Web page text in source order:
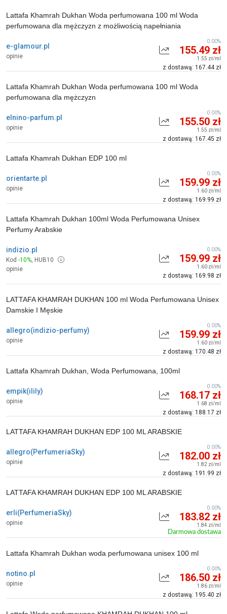
e-glamour.pl
opinie
Lattafa Khamrah Dukhan Woda perfumowana 100 ml Woda
perfumowana dla mężczyzn z możliwością napełniania
155.49 zł
1.55 zł/ml
z dostawą: 167.44 zł
0.00%
elnino-parfum.pl
opinie
Lattafa Khamrah Dukhan Woda perfumowana 100 ml Woda
perfumowana dla mężczyzn
155.50 zł
1.55 zł/ml
z dostawą: 167.45 zł
0.00%
orientarte.pl
opinie
Lattafa Khamrah Dukhan EDP 100 ml
159.99 zł
1.60 zł/ml
z dostawą: 169.99 zł
0.00%
indizio.pl
Kod -10%, HUB10
opinie
Lattafa Khamrah Dukhan 100ml Woda Perfumowana Unisex
Perfumy Arabskie
159.99 zł
1.60 zł/ml
z dostawą: 169.98 zł
0.00%
allegro(indizio-perfumy)
opinie
LATTAFA KHAMRAH DUKHAN 100 ml Woda Perfumowana Unisex
Damskie I Męskie
159.99 zł
1.60 zł/ml
z dostawą: 170.48 zł
0.00%
empik(ilily)
opinie
Lattafa Khamrah Dukhan, Woda Perfumowana, 100ml
168.17 zł
1.68 zł/ml
z dostawą: 188.17 zł
0.00%
allegro(PerfumeriaSky)
opinie
LATTAFA KHAMRAH DUKHAN EDP 100 ML ARABSKIE
182.00 zł
1.82 zł/ml
z dostawą: 191.99 zł
0.00%
erli(PerfumeriaSky)
opinie
LATTAFA KHAMRAH DUKHAN EDP 100 ML ARABSKIE
183.82 zł
1.84 zł/ml
Darmowa dostawa
0.00%
notino.pl
opinie
Lattafa Khamrah Dukhan woda perfumowana unisex 100 ml
186.50 zł
1.86 zł/ml
z dostawą: 195.40 zł
0.00%